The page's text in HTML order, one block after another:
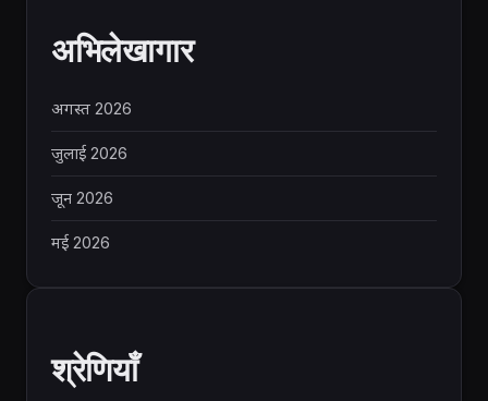
अभिलेखागार
अगस्त 2026
जुलाई 2026
जून 2026
मई 2026
श्रेणियाँ